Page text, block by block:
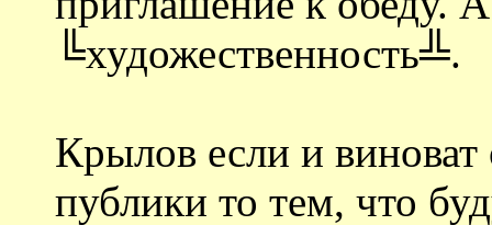
╚художественность╩.
Крылов если и виноват
публики то тем, что